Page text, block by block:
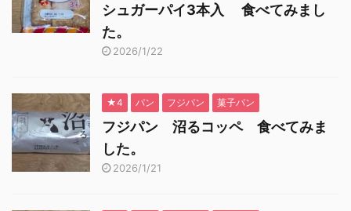
シュガーパイ3本入 食べてみまし
た。
2026/1/22
★4 パン フジパン 菓子パン
フジパン 沼るコッペ 食べてみま
した。
2026/1/21